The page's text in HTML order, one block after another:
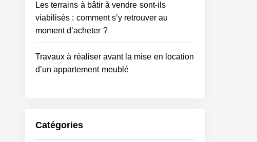
Les terrains à bâtir à vendre sont-ils
viabilisés : comment s’y retrouver au
moment d’acheter ?
Travaux à réaliser avant la mise en location
d’un appartement meublé
Catégories